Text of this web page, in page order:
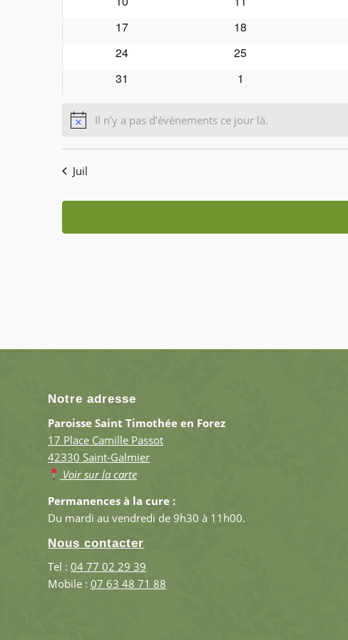
0
17
0
18
0
24
0
25
0
31
0
1
NoticeIl n’y a pas d’évènements ce jour là.
Juil
Notre adresse
Paroisse Saint Timothée en Forez
17 Place Camille Passot
42330 Saint-Galmier
Voir sur la carte
Permanences à la cure :
Du mardi au vendredi de 9h30 à 11h00.
Nous contacter
Tel : 04 77 02 29 39
Mobile : 07 63 48 71 88